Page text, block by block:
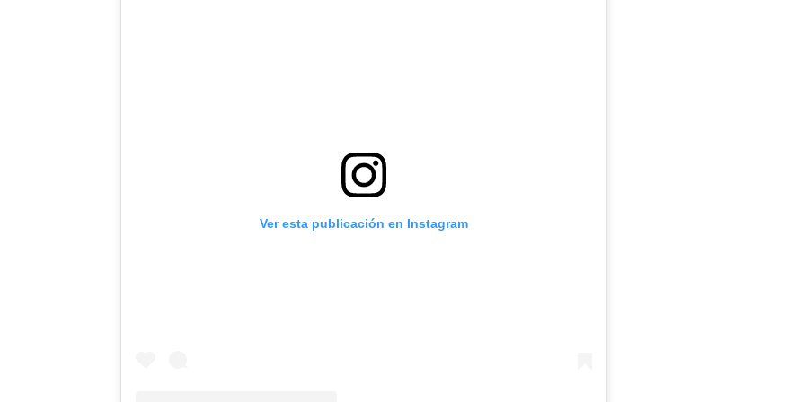
Ver esta publicación en Instagram